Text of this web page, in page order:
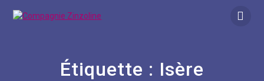
Étiquette : Isère